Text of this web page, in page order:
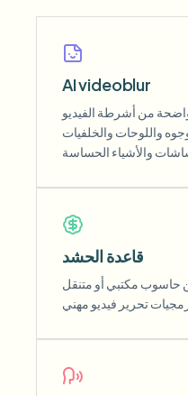
AI videoblur
من أشرطة الفيديو
واللوحات والخلفيات
قاعدة الحشد
حاسوب مكتبي أو متنقل